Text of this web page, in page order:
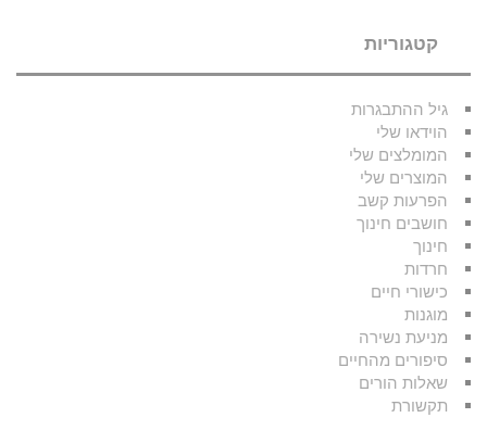
קטגוריות
גיל ההתבגרות
הוידאו שלי
המומלצים שלי
המוצרים שלי
הפרעות קשב
חושבים חינוך
חינוך
חרדות
כישורי חיים
מוגנות
מניעת נשירה
סיפורים מהחיים
שאלות הורים
תקשורת